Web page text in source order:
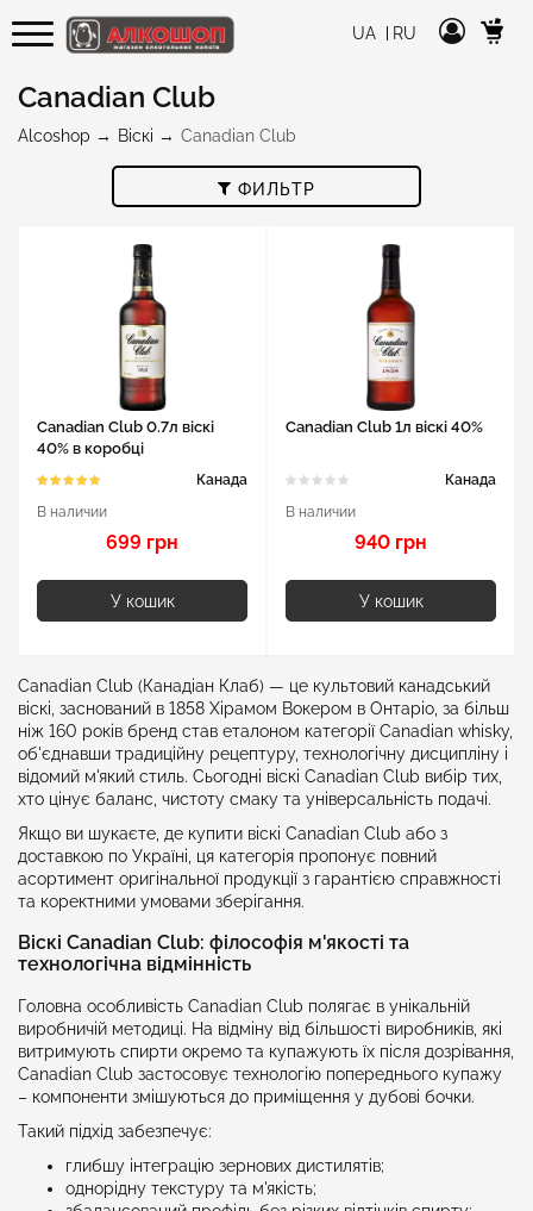
UA RU
Canadian Club
Alcoshop Віскі Canadian Club
ФИЛЬТР
Canadian Club 0.7л віскі
40% в коробці
Канада
В наличии
699 грн
У кошик
Canadian Club 1л віскі 40%
Канада
В наличии
940 грн
У кошик
Canadian Club (Канадіан Клаб) — це культовий канадський
віскі, заснований в 1858 Хірамом Вокером в Онтаріо, за більш
ніж 160 років бренд став еталоном категорії Canadian whisky,
об'єднавши традиційну рецептуру, технологічну дисципліну і
відомий м'який стиль. Сьогодні віскі Canadian Club вибір тих,
хто цінує баланс, чистоту смаку та універсальність подачі.
Якщо ви шукаєте, де купити віскі Canadian Club або з
доставкою по Україні, ця категорія пропонує повний
асортимент оригінальної продукції з гарантією справжності
та коректними умовами зберігання.
Віскі Canadian Club: філософія м'якості та
технологічна відмінність
Головна особливість Canadian Club полягає в унікальній
виробничій методиці. На відміну від більшості виробників, які
витримують спирти окремо та купажують їх після дозрівання,
Canadian Club застосовує технологію попереднього купажу
– компоненти змішуються до приміщення у дубові бочки.
Такий підхід забезпечує:
глибшу інтеграцію зернових дистилятів;
однорідну текстуру та м'якість;